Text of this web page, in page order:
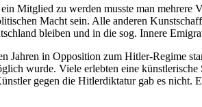
Mitglied zu werden musste man mehrere
Macht sein. Alle anderen
bleiben und in die sog. Innere
in Opposition zum Hitler-Regime
wurde. Viele erlebten eine
gegen die Hitlerdiktatur gab es nicht.